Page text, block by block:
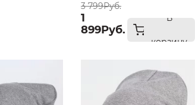
3 799Руб.
1
899Руб.
В
корзину